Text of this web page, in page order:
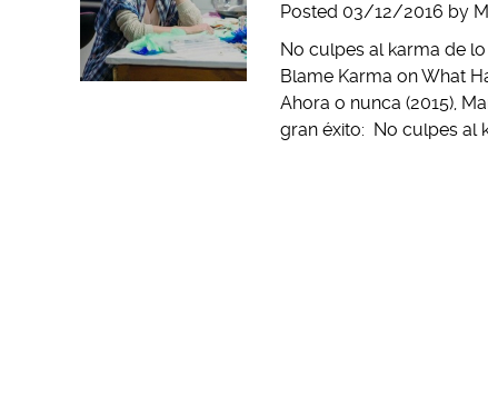
Posted 03/12/2016 by
No culpes al karma de
Blame Karma on What
Ahora o nunca (2015),
gran éxito: No culpes al